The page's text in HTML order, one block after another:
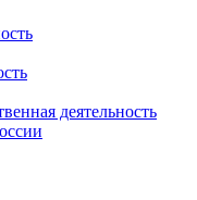
деятельность